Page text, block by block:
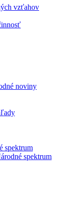
vzťahov
noviny
spektrum
spektrum